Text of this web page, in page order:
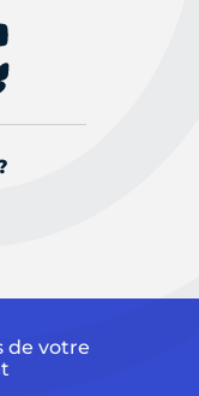
de votre